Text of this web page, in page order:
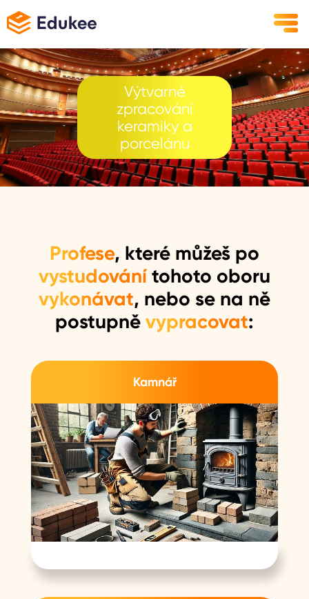
Výtvarné
zpracování
keramiky a
porcelánu
Profese, které můžeš po
vystudování tohoto oboru
vykonávat, nebo se na ně
postupně vypracovat:
Kamnář